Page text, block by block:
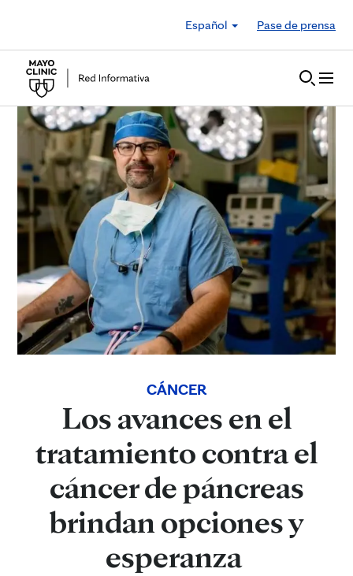
Español
Pase de prensa
CÁNCER
Los avances en el
tratamiento contra el
cáncer de páncreas
brindan opciones y
esperanza